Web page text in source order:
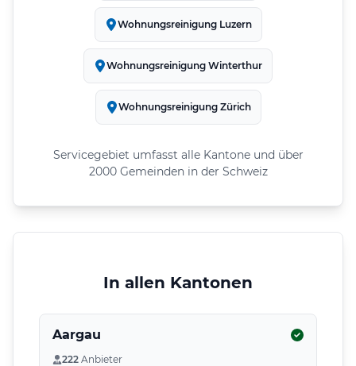
Wohnungsreinigung Luzern
Wohnungsreinigung Winterthur
Wohnungsreinigung Zürich
Servicegebiet umfasst alle Kantone und über
2000 Gemeinden in der Schweiz
In allen Kantonen
Aargau
222 Anbieter